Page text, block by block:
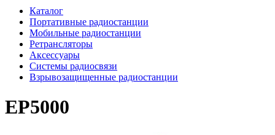
Каталог
Портативные радиостанции
Мобильные радиостанции
Ретрансляторы
Аксессуары
Системы радиосвязи
Взрывозащищенные радиостанции
EP5000